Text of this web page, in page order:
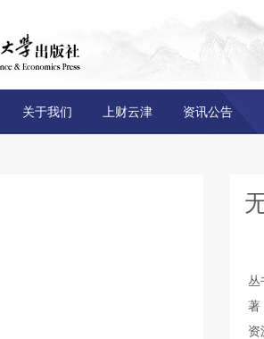
关于我们 上财云津 资讯公告
丛
著
资